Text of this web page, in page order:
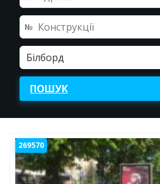
Білборд
ПОШУК
269570